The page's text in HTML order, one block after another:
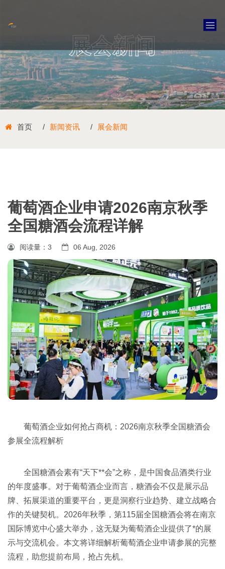
展会新闻
首页 新闻资讯 展会新闻
葡萄酒企业申请2026南京秋季
全国糖酒会流程详解
阅读量： 3 06 Aug, 2026
葡萄酒企业如何抢占商机：2026南京秋季全国糖酒会
参展全流程解析
全国糖酒会素有“天下**会”之称，是中国食品酒类行业
的年度盛事。对于葡萄酒企业而言，糖酒会不仅是展示品
牌、拓展渠道的重要平台，更是洞察行业趋势、建立战略合
作的关键契机。2026年秋季，第115届全国糖酒会将在南京
国际博览中心盛大举办，这无疑为葡萄酒企业提供了*的展
示与交流机会。本文将详细解析葡萄酒企业申请参展的完整
流程，助您提前布局，抢占先机。